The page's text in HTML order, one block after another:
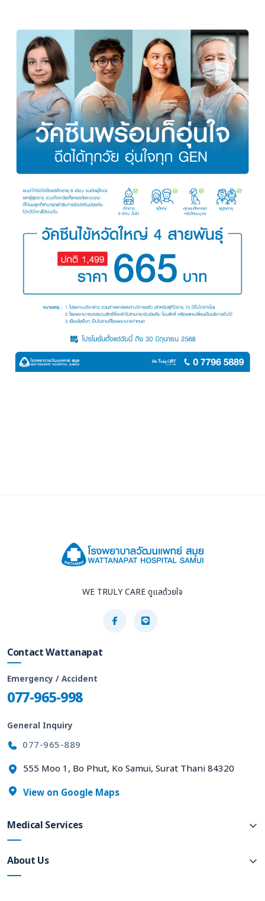
WE TRULY CARE ดูแลด้วยใจ
Contact Wattanapat
Emergency / Accident
077-965-998
General Inquiry
077-965-889
555 Moo 1, Bo Phut, Ko Samui, Surat Thani 84320
View on Google Maps
Medical Services
About Us